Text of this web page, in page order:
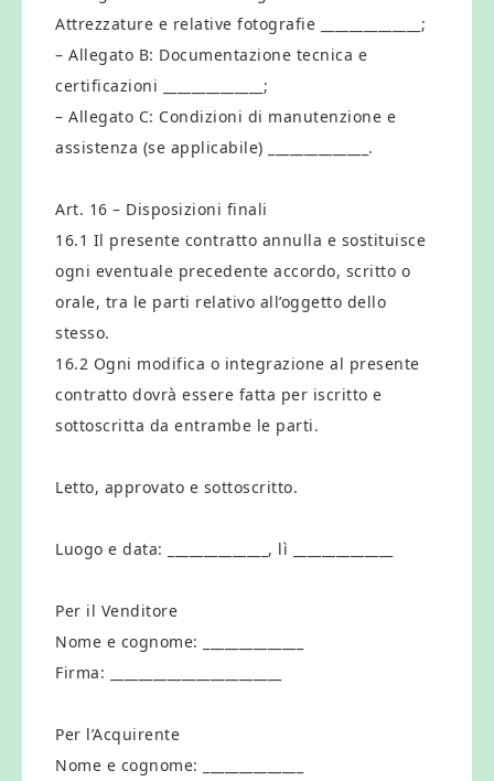
Attrezzature e relative fotografie ______________;
– Allegato B: Documentazione tecnica e
certificazioni ______________;
– Allegato C: Condizioni di manutenzione e
assistenza (se applicabile) ______________.
Art. 16 – Disposizioni finali
16.1 Il presente contratto annulla e sostituisce
ogni eventuale precedente accordo, scritto o
orale, tra le parti relativo all’oggetto dello
stesso.
16.2 Ogni modifica o integrazione al presente
contratto dovrà essere fatta per iscritto e
sottoscritta da entrambe le parti.
Letto, approvato e sottoscritto.
Luogo e data: ______________, lì ______________
Per il Venditore
Nome e cognome: ______________
Firma: ________________________
Per l’Acquirente
Nome e cognome: ______________